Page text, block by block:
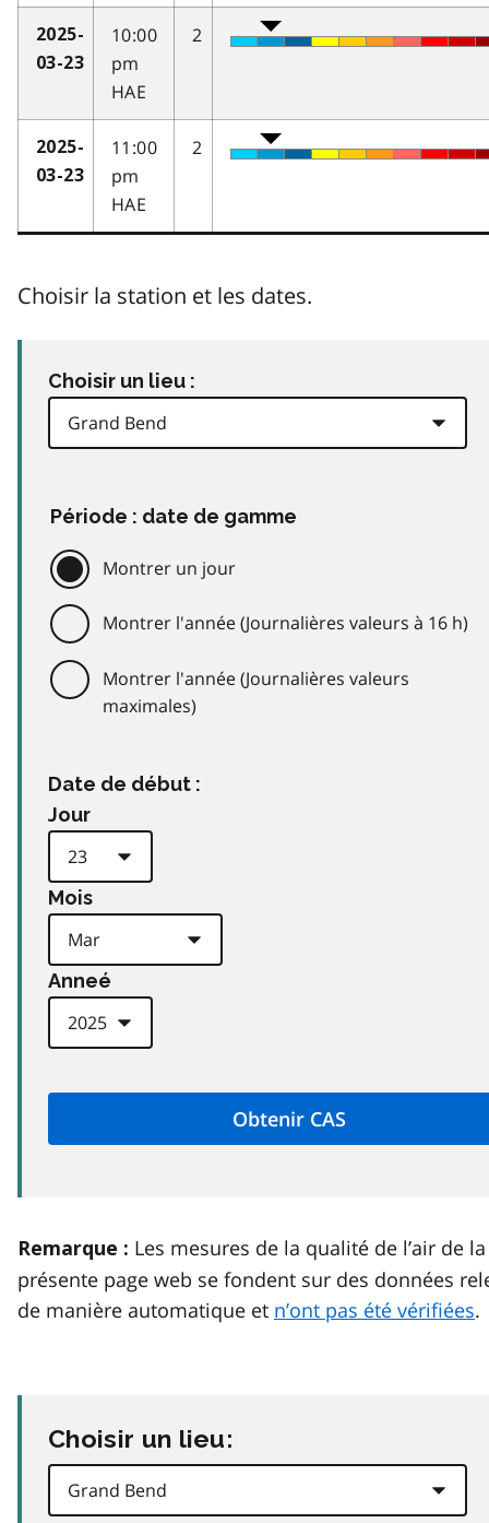
2025-
03-23
10:00
pm
HAE
2
2025-
03-23
11:00
pm
HAE
2
Choisir la station et les dates.
Choisir un lieu :
Période : date de gamme
Montrer un jour
Montrer l'année (Journalières valeurs à 16 h)
Montrer l'année (Journalières valeurs
maximales)
Date de début :
Jour
Mois
Anneé
Remarque : Les mesures de la qualité de l’air de la
présente page web se fondent sur des données
de manière automatique et n’ont pas été vérifiées.
Choisir un lieu: